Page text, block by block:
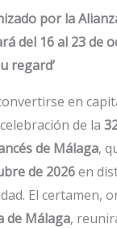
por la
del 16 al 23 de
regard’
en
de la
de Málaga,
de 2026en
El certamen,
de Málaga,